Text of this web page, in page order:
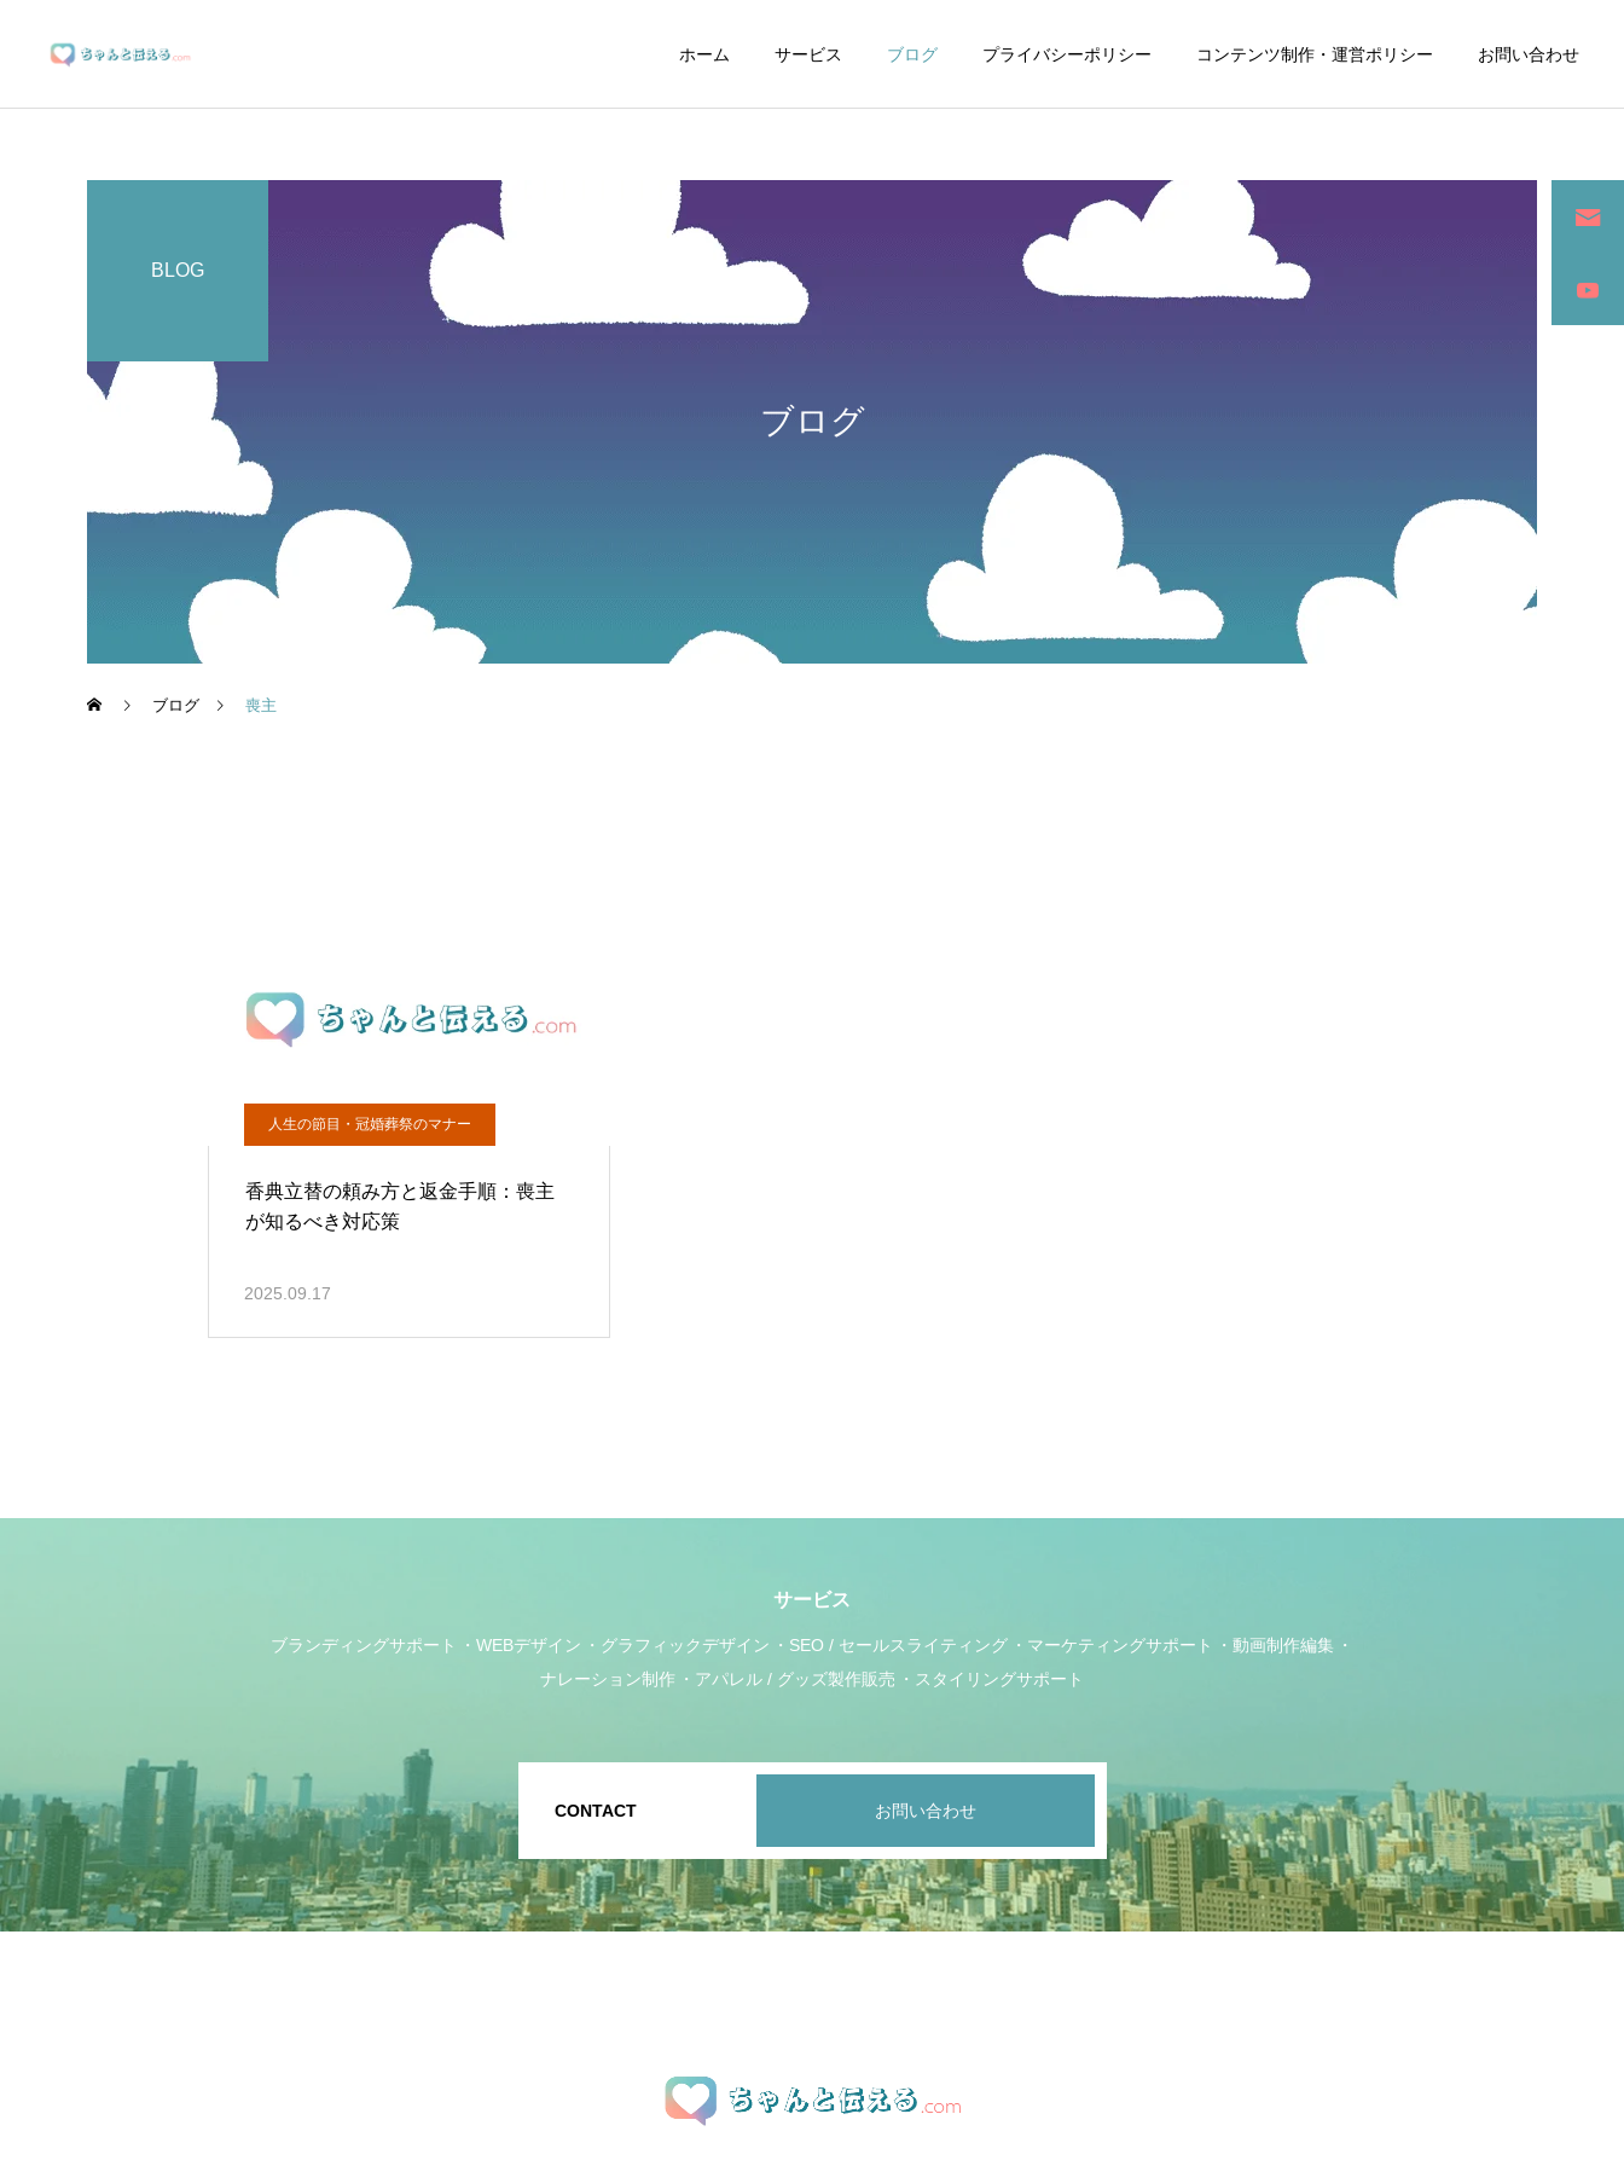
ホーム サービス ブログ プライバシーポリシー コンテンツ制作・運営ポリシー お問い合わせ
詳細を見る
ブランディングサポート グラフィックデザイン SEO / セールスライティング
ブログ
BLOG
ブログ 喪主
人生の節目・冠婚葬祭のマナー
香典立替の頼み方と返金手順：喪主
が知るべき対応策
2025.09.17
サービス
ブランディングサポート WEBデザイン グラフィックデザイン SEO / セールスライティング マーケティングサポート
動画制作編集
ナレーション制作
アパレル / グッズ製作販売 スタイリングサポート
CONTACT お問い合わせ